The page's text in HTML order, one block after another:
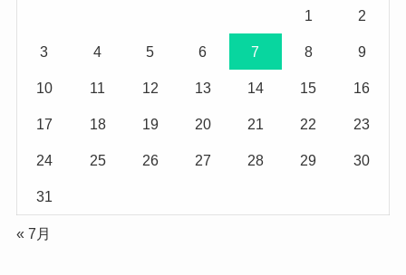
1 2
3 4 5 6 7 8 9
10 11 12 13 14 15 16
17 18 19 20 21 22 23
24 25 26 27 28 29 30
31
« 7月